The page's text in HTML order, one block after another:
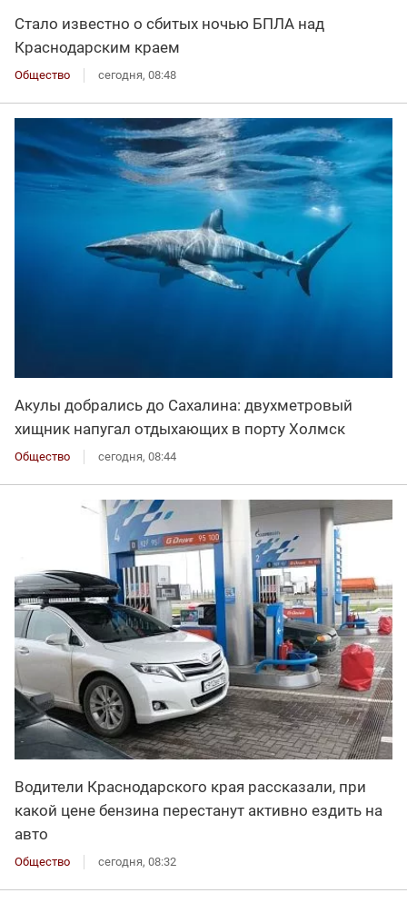
Стало известно о сбитых ночью БПЛА над
Краснодарским краем
Общество сегодня, 08:48
Акулы добрались до Сахалина: двухметровый
хищник напугал отдыхающих в порту Холмск
Общество сегодня, 08:44
Водители Краснодарского края рассказали, при
какой цене бензина перестанут активно ездить на
авто
Общество сегодня, 08:32